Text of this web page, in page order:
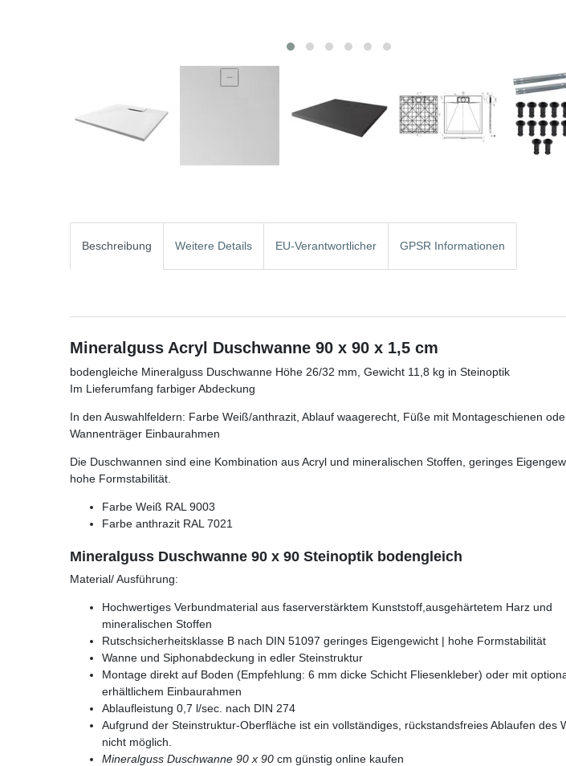
Beschreibung Weitere Details EU-Verantwortlicher GPSR Informationen
Mineralguss Acryl Duschwanne 90 x 90 x 1,5 cm
bodengleiche Mineralguss Duschwanne Höhe 26/32 mm, Gewicht 11,8 kg in Steinoptik
Im Lieferumfang farbiger Abdeckung
In den Auswahlfeldern: Farbe Weiß/anthrazit, Ablauf waagerecht, Füße mit Montageschienen
Wannenträger Einbaurahmen
Die Duschwannen sind eine Kombination aus Acryl und mineralischen Stoffen, geringes
hohe Formstabilität.
Farbe Weiß RAL 9003
Farbe anthrazit RAL 7021
Mineralguss Duschwanne 90 x 90 Steinoptik bodengleich
Material/ Ausführung:
Hochwertiges Verbundmaterial aus faserverstärktem Kunststoff,ausgehärtetem Harz und
mineralischen Stoffen
Rutschsicherheitsklasse B nach DIN 51097 geringes Eigengewicht | hohe Formstabilität
Wanne und Siphonabdeckung in edler Steinstruktur
Montage direkt auf Boden (Empfehlung: 6 mm dicke Schicht Fliesenkleber) oder mit
erhältlichem Einbaurahmen
Ablaufleistung 0,7 l/sec. nach DIN 274
Aufgrund der Steinstruktur-Oberfläche ist ein vollständiges, rückstandsfreies Ablaufen des
nicht möglich.
Mineralguss Duschwanne 90 x 90 cm günstig online kaufen